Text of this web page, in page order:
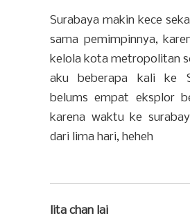
Surabaya makin kece
sama pemimpinnya,
kelola kota metropolitan
aku beberapa kali ke
belums empat eksplor
karena waktu ke
dari lima hari, heheh
lita chan lai